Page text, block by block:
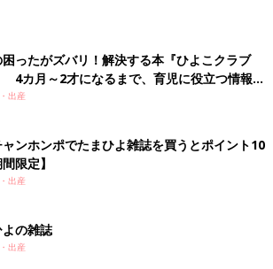
ャラメーカー
パーツを組み合わせてオリジナルのたまひよ
ちゃおう！
ったがズバリ！解決する本『ひよこクラブ
4カ月～2才になるまで、育児に役立つ情報が
！
出産
ャンホンポでたまひよ雑誌を買うとポイント10
限定】
出産
の雑誌
出産